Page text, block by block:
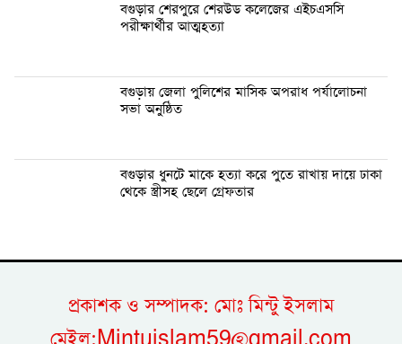
বগুড়ার শেরপুরে শেরউড কলেজের এইচএসসি
পরীক্ষার্থীর আত্মহত্যা
বগুড়ায় জেলা পুলিশের মাসিক অপরাধ পর্যালোচনা
সভা অনুষ্ঠিত
বগুড়ার ধুনটে মাকে হত্যা করে পুতে রাখায় দায়ে ঢাকা
থেকে স্ত্রীসহ ছেলে গ্রেফতার
প্রকাশক ও সম্পাদক: মোঃ মিন্টু ইসলাম